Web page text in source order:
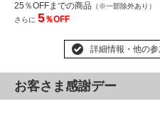
25％OFFまでの商品 （※一部除外あり）
さらに 5％OFF
詳細情報・他の
お客さま感謝デー